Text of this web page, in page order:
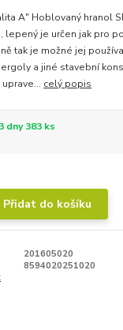
A" Hoblovaný hranol
lepený je určen jak pro
tak je možné jej
a jiné stavební
celý popis
dny 383 ks
Přidat do košíku
201605020
8594020251020